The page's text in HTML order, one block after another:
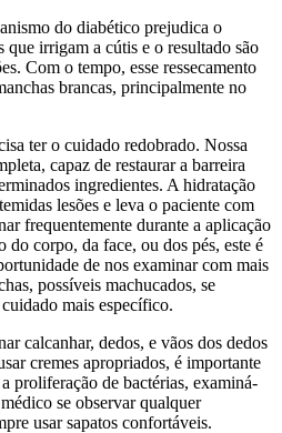
do diabético prejudica o
que irrigam a cútis e o resultado são
Com o tempo, esse ressecamento
brancas, principalmente no
ter o cuidado redobrado. Nossa
capaz de restaurar a barreira
ingredientes. A hidratação
lesões e leva o paciente com
frequentemente durante a aplicação
do corpo, da face, ou dos pés, este é
de nos examinar com mais
possíveis machucados, se
mais específico.
calcanhar, dedos, e vãos dos dedos
cremes apropriados, é importante
proliferação de bactérias, examiná-
se observar qualquer
usar sapatos confortáveis.